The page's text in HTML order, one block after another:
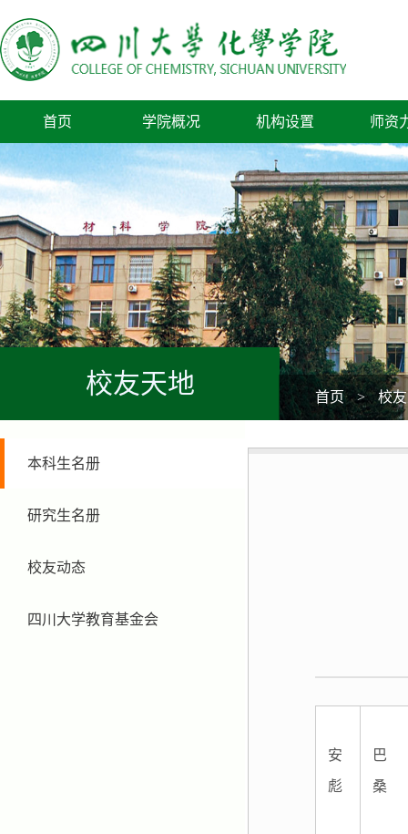
首页 学院概况 机构设置 师资
校友天地 首页 > 校
本科生名册
研究生名册
校友动态
四川大学教育基金会
安
彪
巴
桑